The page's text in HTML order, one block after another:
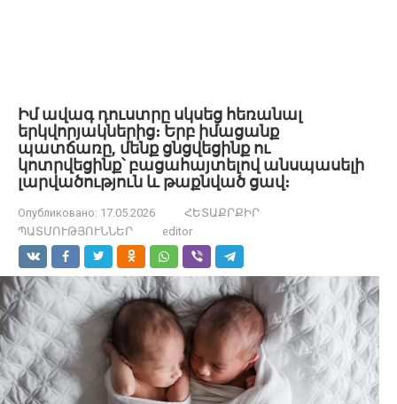
Իմ ավագ դուստրը սկսեց հեռանալ
երկվորյակներից։ Երբ իմացանք
պատճառը, մենք ցնցվեցինք ու
կոտրվեցինք՝ բացահայտելով անսպասելի
լարվածություն և թաքնված ցավ։
Опубликовано: 17.05.2026
ՀԵՏԱՔՐՔԻՐ
ՊԱՏՄՈՒԹՅՈՒՆՆԵՐ
editor